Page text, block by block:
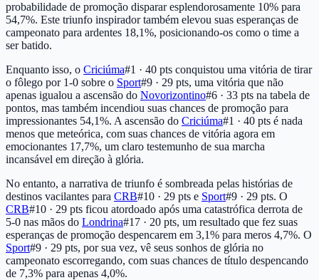
probabilidade de promoção disparar esplendorosamente 10% para
54,7%. Este triunfo inspirador também elevou suas esperanças de
campeonato para ardentes 18,1%, posicionando-os como o time a
ser batido.
Enquanto isso, o Criciúma#1 · 40 pts conquistou uma vitória de tirar
o fôlego por 1-0 sobre o Sport#9 · 29 pts, uma vitória que não
apenas igualou a ascensão do Novorizontino#6 · 33 pts na tabela de
pontos, mas também incendiou suas chances de promoção para
impressionantes 54,1%. A ascensão do Criciúma#1 · 40 pts é nada
menos que meteórica, com suas chances de vitória agora em
emocionantes 17,7%, um claro testemunho de sua marcha
incansável em direção à glória.
No entanto, a narrativa de triunfo é sombreada pelas histórias de
destinos vacilantes para CRB#10 · 29 pts e Sport#9 · 29 pts. O
CRB#10 · 29 pts ficou atordoado após uma catastrófica derrota de
5-0 nas mãos do Londrina#17 · 20 pts, um resultado que fez suas
esperanças de promoção despencarem em 3,1% para meros 4,7%. O
Sport#9 · 29 pts, por sua vez, vê seus sonhos de glória no
campeonato escorregando, com suas chances de título despencando
de 7,3% para apenas 4,0%.